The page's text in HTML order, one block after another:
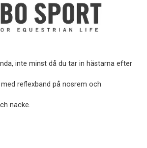
inte minst då du tar in hästarna efter
reflexband på nosrem och
nacke.